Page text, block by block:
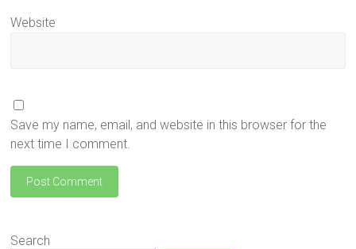
Website
Save my name, email, and website in this browser for the
next time I comment.
Search